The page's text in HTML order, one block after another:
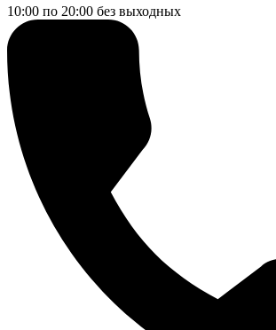
10:00 по 20:00 без выходных